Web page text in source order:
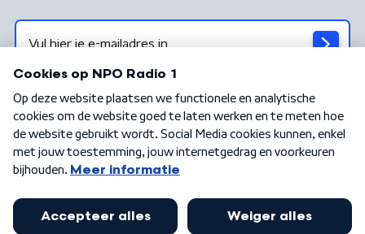
Algemene voorwaarden Privacybeleid